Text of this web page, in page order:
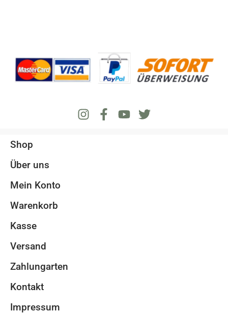
Shop
Über uns
Mein Konto
Warenkorb
Kasse
Versand
Zahlungarten
Kontakt
Impressum